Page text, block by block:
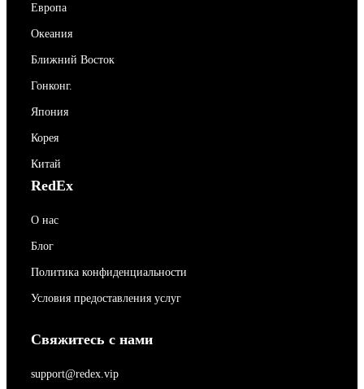
Европа
Океания
Ближний Восток
Гонконг.
Япония
Корея
Китай
RedEx
О нас
Блог
Политика конфиденциальности
Условия предоставления услуг
Свяжитесь с нами
support@redex.vip